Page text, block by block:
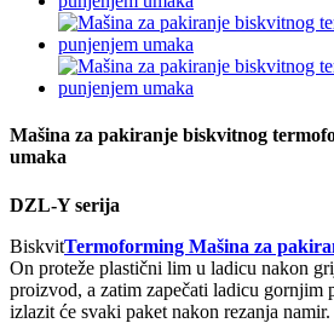
Mašina za pakiranje biskvitnog
umaka
DZL-Y serija
BiskvitTermoforming Mašina za
On proteže plastični lim u ladicu nakon
proizvod, a zatim zapečati ladicu gornjim
izlazit će svaki paket nakon rezanja namir.